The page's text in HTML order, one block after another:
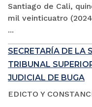
Santiago de Cali,
mil veinticuatro
...
SECRETARÍA DE LA
TRIBUNAL
JUDICIAL DE BUGA
EDICTO Y